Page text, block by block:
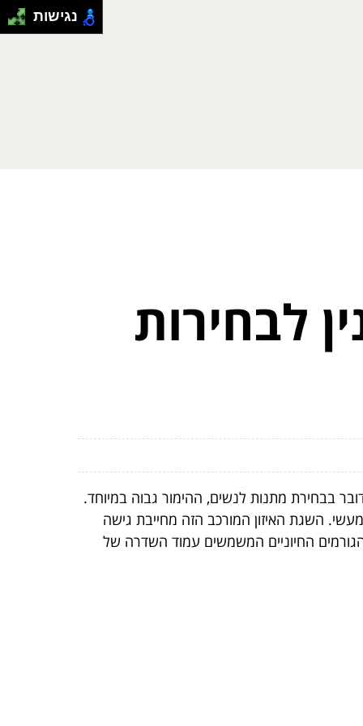
לבחירות
בבחירת מתנות לנשים, ההימור גבוה במיוחד.
השגת האיזון המורכב הזה מחייבת גישה
החיוניים המשמשים עמוד השדרה של
נגישות